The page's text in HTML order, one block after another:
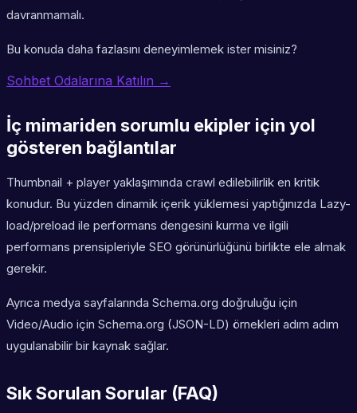
davranmamalı.
Bu konuda daha fazlasını deneyimlemek ister misiniz?
Sohbet Odalarına Katılın →
İç mimariden sorumlu ekipler için yol
gösteren bağlantılar
Thumbnail + player yaklaşımında crawl edilebilirlik en kritik
konudur. Bu yüzden dinamik içerik yüklemesi yaptığınızda Lazy-
load/preload ile performans dengesini kurma ve ilgili
performans prensipleriyle SEO görünürlüğünü birlikte ele almak
gerekir.
Ayrıca medya sayfalarında Schema.org doğruluğu için
Video/Audio için Schema.org (JSON-LD) örnekleri adım adım
uygulanabilir bir kaynak sağlar.
Sık Sorulan Sorular (FAQ)